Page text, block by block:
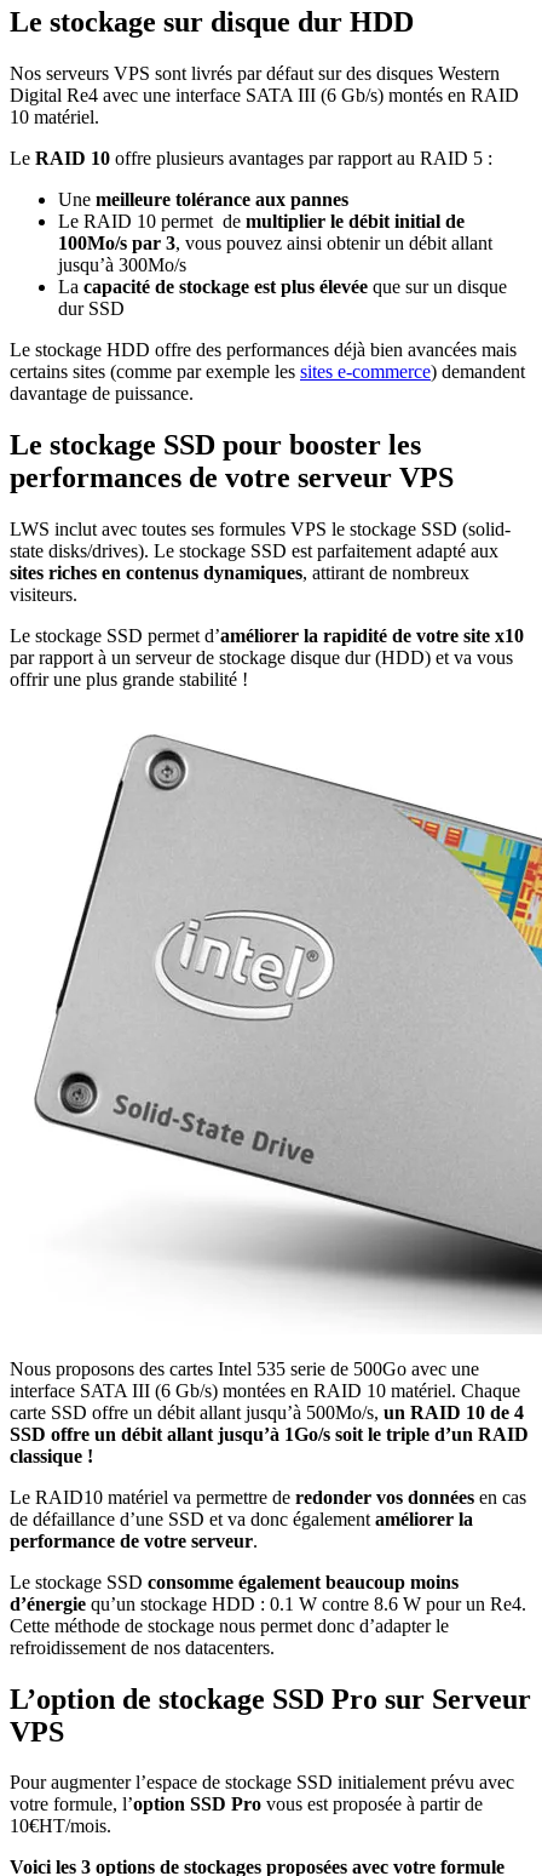
Le stockage sur disque dur HDD
Nos serveurs VPS sont livrés par défaut sur des disques Western
Digital Re4 avec une interface SATA III (6 Gb/s) montés en RAID
10 matériel.
Le RAID 10 offre plusieurs avantages par rapport au RAID 5 :
Une meilleure tolérance aux pannes
Le RAID 10 permet de multiplier le débit initial de
100Mo/s par 3, vous pouvez ainsi obtenir un débit allant
jusqu’à 300Mo/s
La capacité de stockage est plus élevée que sur un disque
dur SSD
Le stockage HDD offre des performances déjà bien avancées mais
certains sites (comme par exemple les sites e-commerce) demandent
davantage de puissance.
Le stockage SSD pour booster les
performances de votre serveur VPS
LWS inclut avec toutes ses formules VPS le stockage SSD (solid-
state disks/drives). Le stockage SSD est parfaitement adapté aux
sites riches en contenus dynamiques, attirant de nombreux
visiteurs.
Le stockage SSD permet d’améliorer la rapidité de votre site x10
par rapport à un serveur de stockage disque dur (HDD) et va vous
offrir une plus grande stabilité !
Nous proposons des cartes Intel 535 serie de 500Go avec une
interface SATA III (6 Gb/s) montées en RAID 10 matériel. Chaque
carte SSD offre un débit allant jusqu’à 500Mo/s, un RAID 10 de 4
SSD offre un débit allant jusqu’à 1Go/s soit le triple d’un RAID
classique !
Le RAID10 matériel va permettre de redonder vos données en cas
de défaillance d’une SSD et va donc également améliorer la
performance de votre serveur.
Le stockage SSD consomme également beaucoup moins
d’énergie qu’un stockage HDD : 0.1 W contre 8.6 W pour un Re4.
Cette méthode de stockage nous permet donc d’adapter le
refroidissement de nos datacenters.
L’option de stockage SSD Pro sur Serveur
VPS
Pour augmenter l’espace de stockage SSD initialement prévu avec
votre formule, l’option SSD Pro vous est proposée à partir de
10€HT/mois.
Voici les 3 options de stockages proposées avec votre formule